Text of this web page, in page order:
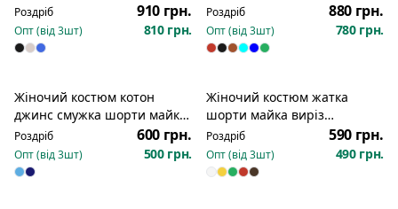
Роздріб 910 грн.
Опт (від3шт) 810 грн.
Роздріб 880 грн.
Опт (від3шт) 780 грн.
Жіночий костюм котон
джинс смужка шорти майка
270
Роздріб 600 грн.
Опт (від3шт) 500 грн.
Жіночий костюм жатка
шорти майка виріз
крапелька 279
Роздріб 590 грн.
Опт (від3шт) 490 грн.